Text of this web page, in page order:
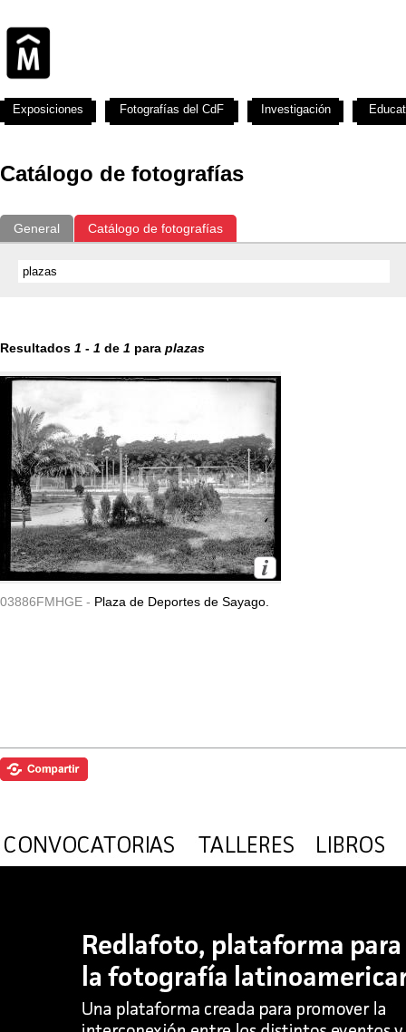
Catálogo de fotografías
General Catálogo de fotografías
Resultados 1 - 1 de 1 para plazas
03886FMHGE - Plaza de Deportes de Sayago.
Exposiciones Fotografías del CdF Investigación